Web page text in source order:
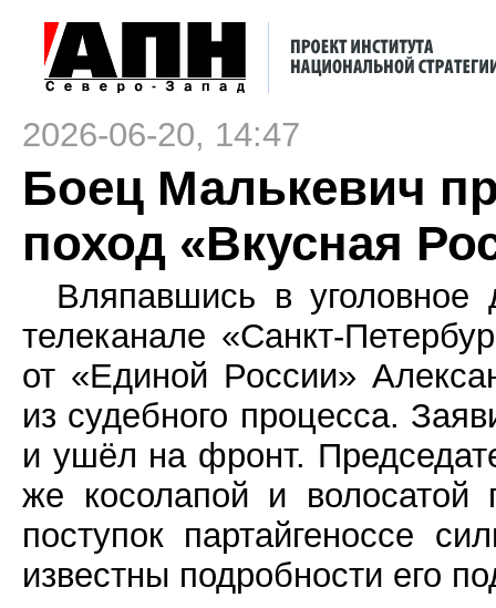
2026-06-20, 14:47
Боец Малькевич
поход «Вкусная
Вляпавшись в
телеканале «Санкт-
от «Единой России»
из судебного процесса.
и ушёл на фронт.
же косолапой и
поступок партайгеноссе
известны подробности его